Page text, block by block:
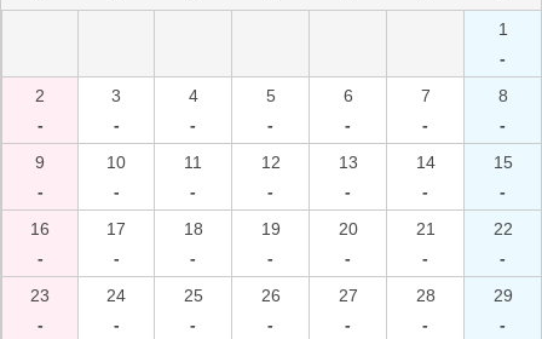
1
-
2
-
3
-
4
-
5
-
6
-
7
-
8
-
9
-
10
-
11
-
12
-
13
-
14
-
15
-
16
-
17
-
18
-
19
-
20
-
21
-
22
-
23
-
24
-
25
-
26
-
27
-
28
-
29
-